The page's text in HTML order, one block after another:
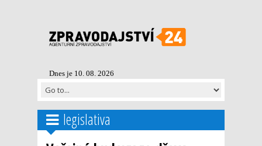
Dnes je 10. 08. 2026
legislativa